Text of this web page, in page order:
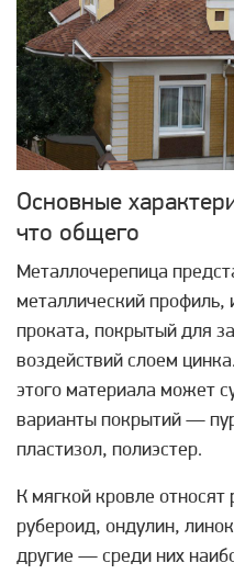
Основные
что общего
Металлочерепица
металлический профиль,
проката, покрытый для
воздействий слоем
этого материала может
варианты покрытий —
пластизол, полиэстер.
К мягкой кровле
рубероид, ондулин,
другие — среди них